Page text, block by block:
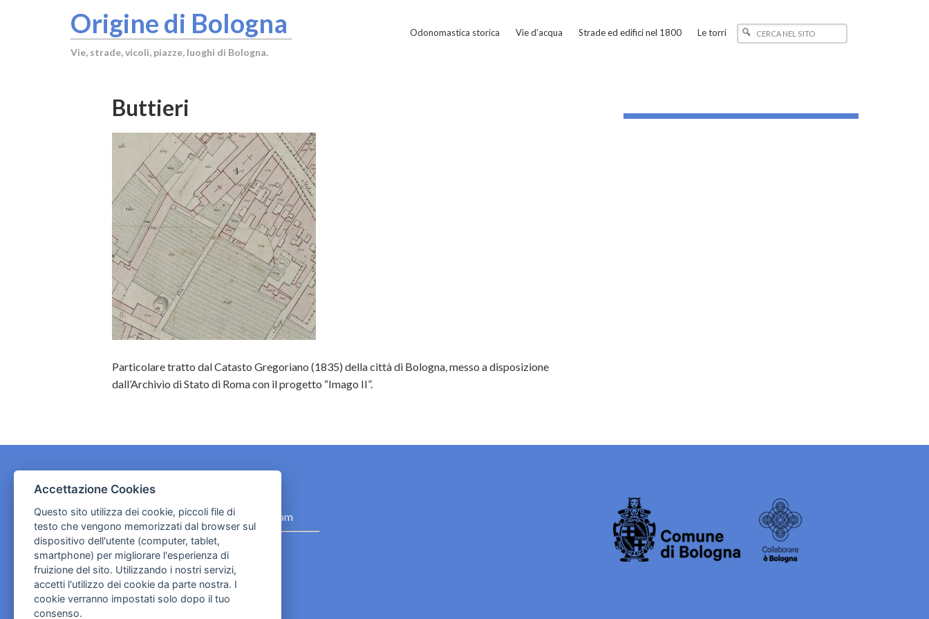
Origine di Bologna
Vie, strade, vicoli, piazze, luoghi di Bologna.
Odonomastica storica Vie d’acqua Strade ed edifici nel 1800 Le torri
Buttieri
Particolare tratto dal Catasto Gregoriano (1835) della città di Bologna, messo a disposizione
dall’Archivio di Stato di Roma con il progetto “Imago II”.
CONTATTI
contact.originebologna@gmail.com
Cookies e informativa privacy
Accettazione Cookies
Questo sito utilizza dei cookie, piccoli file di
testo che vengono memorizzati dal browser sul
dispositivo dell'utente (computer, tablet,
smartphone) per migliorare l'esperienza di
fruizione del sito. Utilizzando i nostri servizi,
accetti l'utilizzo dei cookie da parte nostra. I
cookie verranno impostati solo dopo il tuo
consenso.